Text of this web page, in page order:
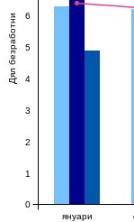
януари
Дял безработни
0
1
2
3
4
5
6